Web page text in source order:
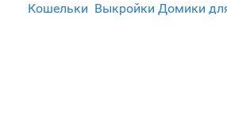
Кошельки Выкройки Домики